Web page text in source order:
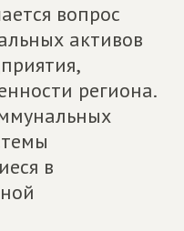
вопрос
активов
региона.
в